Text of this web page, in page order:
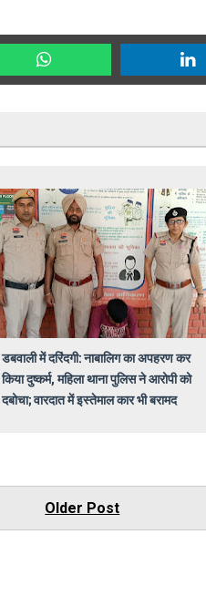
डबवाली में दरिंदगी: नाबालिग का अपहरण कर
किया दुष्कर्म, महिला थाना पुलिस ने आरोपी को
दबोचा; वारदात में इस्तेमाल कार भी बरामद
Older Post